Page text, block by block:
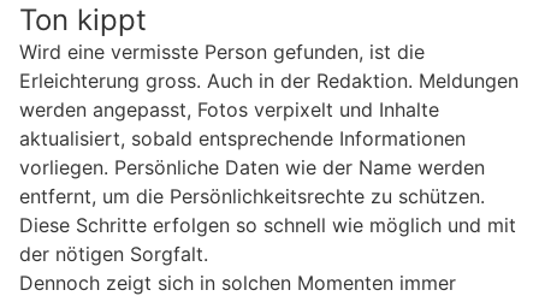
Ton kippt
Wird eine vermisste Person gefunden, ist die
Erleichterung gross. Auch in der Redaktion. Meldungen
werden angepasst, Fotos verpixelt und Inhalte
aktualisiert, sobald entsprechende Informationen
vorliegen. Persönliche Daten wie der Name werden
entfernt, um die Persönlichkeitsrechte zu schützen.
Diese Schritte erfolgen so schnell wie möglich und mit
der nötigen Sorgfalt.
Dennoch zeigt sich in solchen Momenten immer